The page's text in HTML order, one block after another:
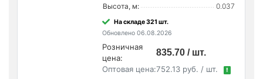
Высота, м:
0.037
На складе 321 шт.
Обновлено 06.08.2026
Розничная
цена:
835.70 / шт.
Оптовая цена:752.13 руб. / шт. !